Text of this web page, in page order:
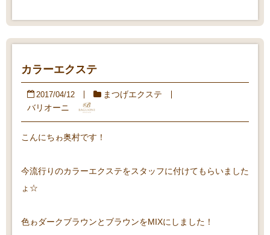
カラーエクステ
2017/04/12
まつげエクステ
バリオーニ
こんにちゎ奥村です！
今流行りのカラーエクステをスタッフに付けてもらいました
ょ☆
色ゎダークブラウンとブラウンをMIXにしました！